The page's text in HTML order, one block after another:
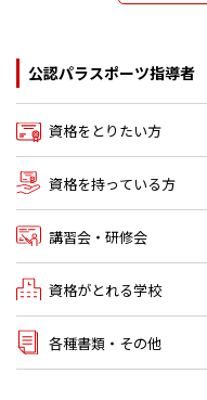
公認パラスポーツ指導者
資格をとりたい方
資格を持っている方
講習会・研修会
資格がとれる学校
各種書類・その他